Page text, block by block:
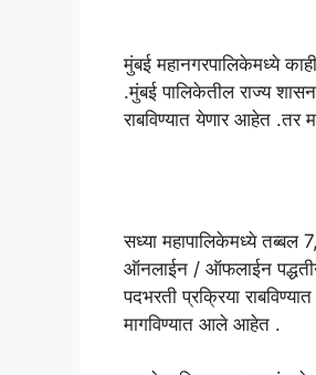
मुंबई महानगरपालिकेमध्ये
.मुंबई पालिकेतील राज्य
राबविण्यात येणार आहेत
सध्या महापालिकेमध्ये तब्बल
ऑनलाईन / ऑफलाईन पद्धतीने
पदभरती प्रक्रिया
मागविण्यात आले आहेत .